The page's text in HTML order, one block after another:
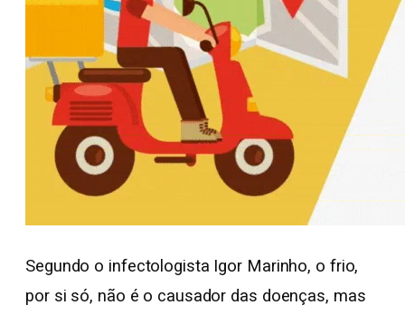
Segundo o infectologista Igor Marinho, o frio,
por si só, não é o causador das doenças, mas